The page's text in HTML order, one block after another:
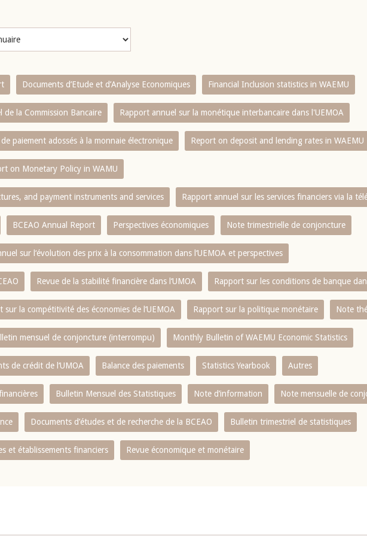
Documents d’Etude et d’Analyse Economiques Financial Inclusion statistics in WAEMU
de la Commission Bancaire Rapport annuel sur la monétique interbancaire dans l'UEMOA
paiement adossés à la monnaie électronique Report on deposit and lending rates in WAEMU
on Monetary Policy in WAMU
and payment instruments and services Rapport annuel sur les services financiers via la
BCEAO Annual Report Perspectives économiques Note trimestrielle de conjoncture
sur l‘évolution des prix à la consommation dans l‘UEMOA et perspectives
Revue de la stabilité financière dans l‘UMOA Rapport sur les conditions de banque
sur la compétitivité des économies de l‘UEMOA Rapport sur la politique monétaire Note
mensuel de conjoncture (interrompu) Monthly Bulletin of WAEMU Economic Statistics
de crédit de l‘UMOA Balance des paiements Statistics Yearbook Autres
Bulletin Mensuel des Statistiques Note d’information Note mensuelle de
Documents d’études et de recherche de la BCEAO Bulletin trimestriel de statistiques
et établissements financiers Revue économique et monétaire